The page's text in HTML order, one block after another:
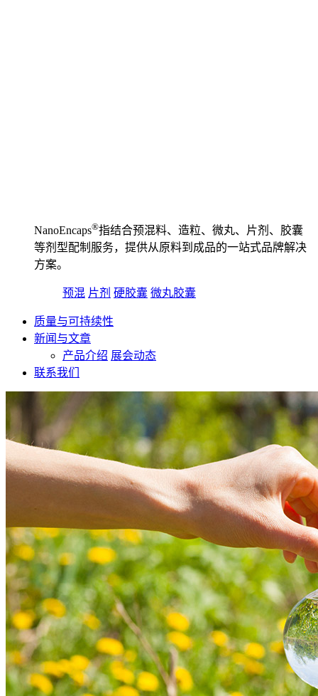
NanoEncaps®️指结合预混料、造粒、微丸、片剂、胶囊
等剂型配制服务，提供从原料到成品的一站式品牌解决
方案。
预混 片剂 硬胶囊 微丸胶囊
质量与可持续性
新闻与文章
产品介绍 展会动态
联系我们